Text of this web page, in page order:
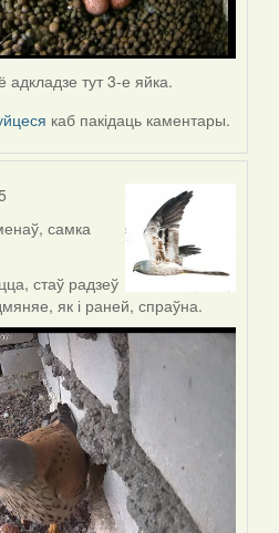
адкладзе тут 3-е яйка.
каб пакідаць каментары.
самка
стаў радзеў
як і раней, спраўна.